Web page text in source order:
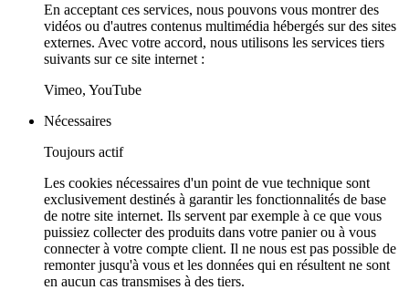
En acceptant ces services, nous pouvons vous montrer des
vidéos ou d'autres contenus multimédia hébergés sur des sites
externes. Avec votre accord, nous utilisons les services tiers
suivants sur ce site internet :
Vimeo, YouTube
Nécessaires
Toujours actif
Les cookies nécessaires d'un point de vue technique sont
exclusivement destinés à garantir les fonctionnalités de base
de notre site internet. Ils servent par exemple à ce que vous
puissiez collecter des produits dans votre panier ou à vous
connecter à votre compte client. Il ne nous est pas possible de
remonter jusqu'à vous et les données qui en résultent ne sont
en aucun cas transmises à des tiers.